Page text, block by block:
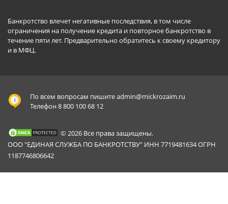
Банкротство влечет негативные последствия, в том числе
ограничения на получение кредита и повторное банкротство в
течение пяти лет. Предварительно обратитесь к своему кредитору
и в МФЦ.
По всем вопросам пишитеadmin@mickrozaim.ru
Телефон 8 800 100 68 12
© 2026 Все права защищены.
ООО "ЕДИНАЯ СЛУЖБА ПО БАНКРОТСТВУ" ИНН 7719481634 ОГРН
1187746806642